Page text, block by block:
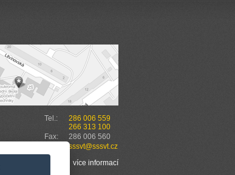
Tel.:
286 006 559
266 313 100
Fax:
286 006 560
sssvt@sssvt.cz
více informací